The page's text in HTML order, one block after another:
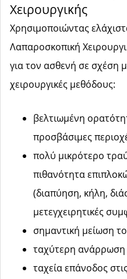
Χειρουργικής
Χρησιμοποιώντας
Λαπαροσκοπική
για τον ασθενή σε σχέση
χειρουργικές μεθόδους:
βελτιωμένη
προσβάσιμες
πολύ μικρότερο
πιθανότητα
(διαπύηση, κήλη,
μετεγχειρητικές
σημαντική μείωση
ταχύτερη ανάρρωση
ταχεία επάνοδος